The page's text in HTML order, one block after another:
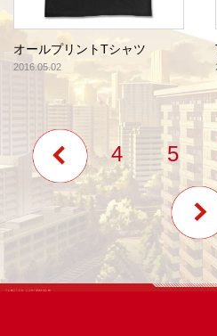
ショルダートート
2016.05.02